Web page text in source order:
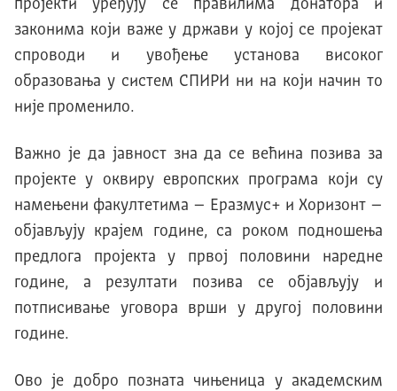
пројекти уређују се правилима донатора и
законима који важе у држави у којој се пројекат
спроводи и увођење установа високог
образовања у систем СПИРИ ни на који начин то
није променило.
Важно је да јавност зна да се већина позива за
пројекте у оквиру европских програма који су
намењени факултетима – Еразмус+ и Хоризонт –
објављују крајем године, са роком подношења
предлога пројекта у првој половини наредне
године, а резултати позива се објављују и
потписивање уговора врши у другој половини
године.
Ово је добро позната чињеница у академским